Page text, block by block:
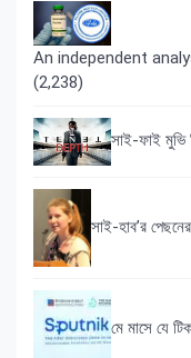
An independent
(2,238)
সাই-ফাই
সাই-হাব’র
মে মাসে যে